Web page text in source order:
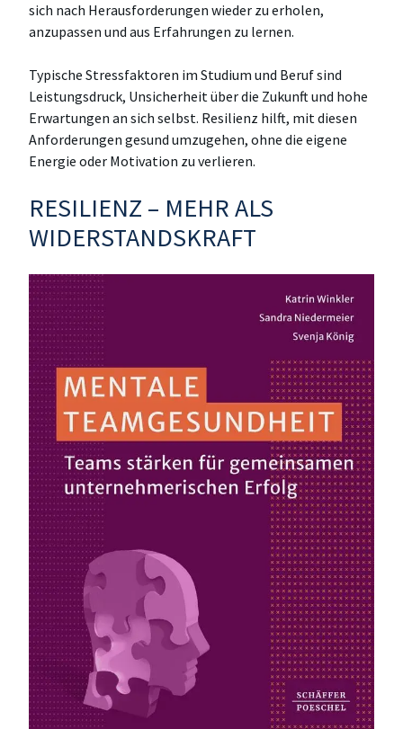
sich nach Herausforderungen wieder zu erholen,
anzupassen und aus Erfahrungen zu lernen.
Typische Stressfaktoren im Studium und Beruf sind
Leistungsdruck, Unsicherheit über die Zukunft und hohe
Erwartungen an sich selbst. Resilienz hilft, mit diesen
Anforderungen gesund umzugehen, ohne die eigene
Energie oder Motivation zu verlieren.
RESILIENZ – MEHR ALS
WIDERSTANDSKRAFT